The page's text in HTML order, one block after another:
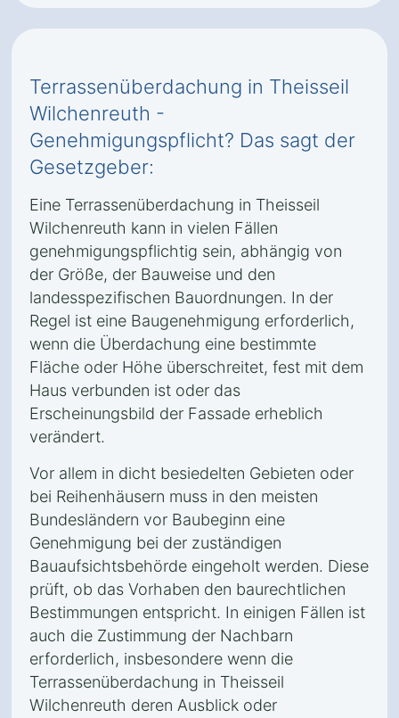
Terrassenüberdachung in Theisseil
Wilchenreuth -
Genehmigungspflicht? Das sagt der
Gesetzgeber:
Eine Terrassenüberdachung in Theisseil
Wilchenreuth kann in vielen Fällen
genehmigungspflichtig sein, abhängig von
der Größe, der Bauweise und den
landesspezifischen Bauordnungen. In der
Regel ist eine Baugenehmigung erforderlich,
wenn die Überdachung eine bestimmte
Fläche oder Höhe überschreitet, fest mit dem
Haus verbunden ist oder das
Erscheinungsbild der Fassade erheblich
verändert.
Vor allem in dicht besiedelten Gebieten oder
bei Reihenhäusern muss in den meisten
Bundesländern vor Baubeginn eine
Genehmigung bei der zuständigen
Bauaufsichtsbehörde eingeholt werden. Diese
prüft, ob das Vorhaben den baurechtlichen
Bestimmungen entspricht. In einigen Fällen ist
auch die Zustimmung der Nachbarn
erforderlich, insbesondere wenn die
Terrassenüberdachung in Theisseil
Wilchenreuth deren Ausblick oder